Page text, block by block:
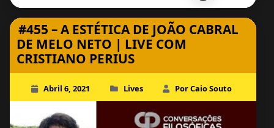
#455 – A ESTÉTICA DE JOÃO CABRAL
DE MELO NETO | LIVE COM
CRISTIANO PERIUS
Abril 6, 2021 Lives Por Caio Souto